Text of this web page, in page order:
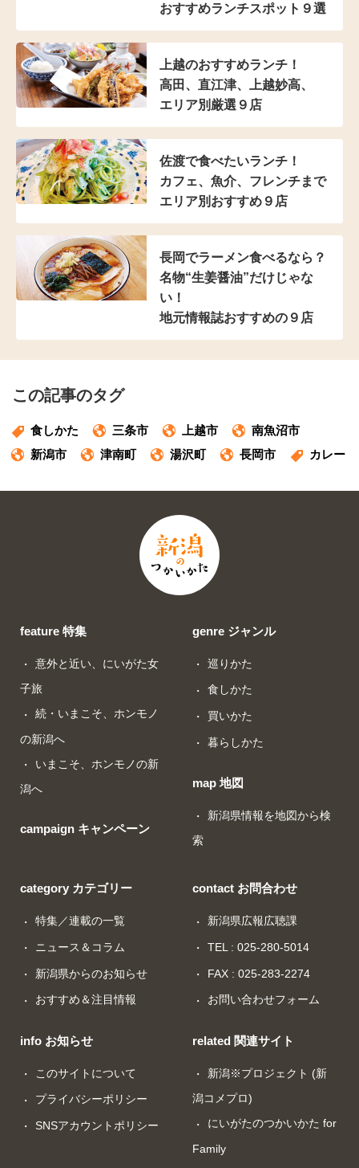
おすすめランチスポット９選
上越のおすすめランチ！
高田、直江津、上越妙高、
エリア別厳選９店
佐渡で食べたいランチ！
カフェ、魚介、フレンチまで
エリア別おすすめ９店
長岡でラーメン食べるなら？
名物“生姜醤油”だけじゃな
い！
地元情報誌おすすめの９店
この記事のタグ
食しかた 三条市 上越市
南魚沼市
新潟市
津南町 湯沢町 長岡市 カレー
feature 特集
意外と近い、にいがた女
子旅
続・いまこそ、ホンモノ
の新潟へ
いまこそ、ホンモノの新
潟へ
campaign キャンペーン
genre ジャンル
巡りかた
食しかた
買いかた
暮らしかた
map 地図
新潟県情報を地図から検
索
category カテゴリー
特集／連載の一覧
ニュース＆コラム
新潟県からのお知らせ
おすすめ＆注目情報
info お知らせ
このサイトについて
プライバシーポリシー
SNSアカウントポリシー
contact お問合わせ
新潟県広報広聴課
TEL : 025-280-5014
FAX : 025-283-2274
お問い合わせフォーム
related 関連サイト
新潟※プロジェクト (新
潟コメプロ)
にいがたのつかいかた for
Family